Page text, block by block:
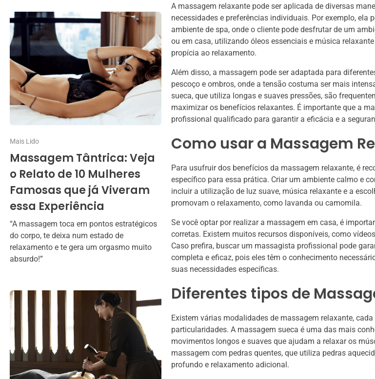
Mais Lido
Massagem Tântrica: Veja
o Relato de 10 Mulheres
Famosas que já Viveram
essa Experiência
“A massagem toca em pontos estratégicos
do corpo, te deixa num estado de
relaxamento e te gera um orgasmo muito
absurdo!”
A massagem relaxante pode ser aplicada de diversas
necessidades e preferências individuais. Por exemplo, ela
ambiente de spa, onde o cliente pode desfrutar de um
ou em casa, utilizando óleos essenciais e música
propícia ao relaxamento.
Além disso, a massagem pode ser adaptada para
pescoço e ombros, onde a tensão costuma ser mais
sueca, que utiliza longas e suaves pressões, são
maximizar os benefícios relaxantes. É importante que a
profissional qualificado para garantir a eficácia e a
Como usar a Massagem
Para usufruir dos benefícios da massagem relaxante, é
específico para essa prática. Criar um ambiente calmo e
incluir a utilização de luz suave, música relaxante e a
promovam o relaxamento, como lavanda ou camomila.
Se você optar por realizar a massagem em casa, é
corretas. Existem muitos recursos disponíveis, como
Caso prefira, buscar um massagista profissional pode
completa e eficaz, pois eles têm o conhecimento
suas necessidades específicas.
Diferentes tipos de
Existem várias modalidades de massagem relaxante,
particularidades. A massagem sueca é uma das mais
movimentos longos e suaves que ajudam a relaxar os
massagem com pedras quentes, que utiliza pedras
profundo e relaxamento adicional.